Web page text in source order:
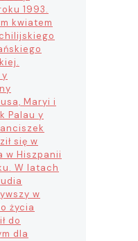
1993.
kwiatem
Maryi i
Palau y
się w
w Hiszpanii
W latach
w
życia
do
dla